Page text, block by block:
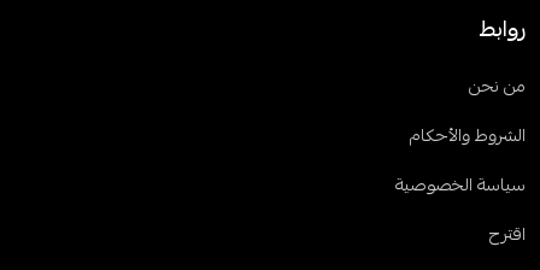
روابط
من نحن
الشروط والأحكام
سياسة الخصوصية
اقترح